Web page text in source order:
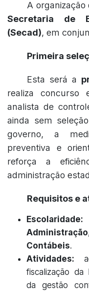
A
Secretaria de
(Secad), em
Primeira
Esta será a
realiza concurso
analista de
ainda sem
governo, a
preventiva e
reforça a
administração
Requisitos e
Escolaridade:
Administração
Contábeis.
Atividades:
fiscalização da
da gestão